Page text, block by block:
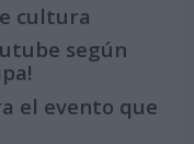
cultura
según
el evento que